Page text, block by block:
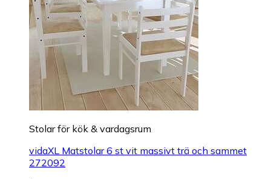
Stolar för kök & vardagsrum
vidaXL Matstolar 6 st vit massivt trä och sammet
272092